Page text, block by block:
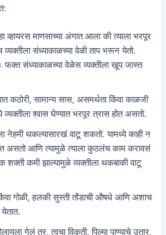
व्हायरस माणसाच्या अंगात आला की त्याला भरपूर
संध्याकाळच्या वेळी ताप भरून येतो.
फक्त संध्याकाळच्या वेळेस व्यक्तीला खूप जास्त
कठोरी, सामान्य सास, असमर्थता किंवा काळजी
श्वास घेण्यात भरपूर त्रास होत असतो.
नेहमी थकल्यासारखं वाटू शकतो. यामध्ये काही न
असतो आणि त्यामुळे त्याला कुठलंच काम करावसं
शक्ती कमी झाल्यामुळे व्यक्तीला थकबाकी वाटू
गोळी, हलकी सुस्ती तोंडाची औषधे आणि अशाच
गेलं तर, त्वचा विकृती, पिल्या पाण्याचे उतार,